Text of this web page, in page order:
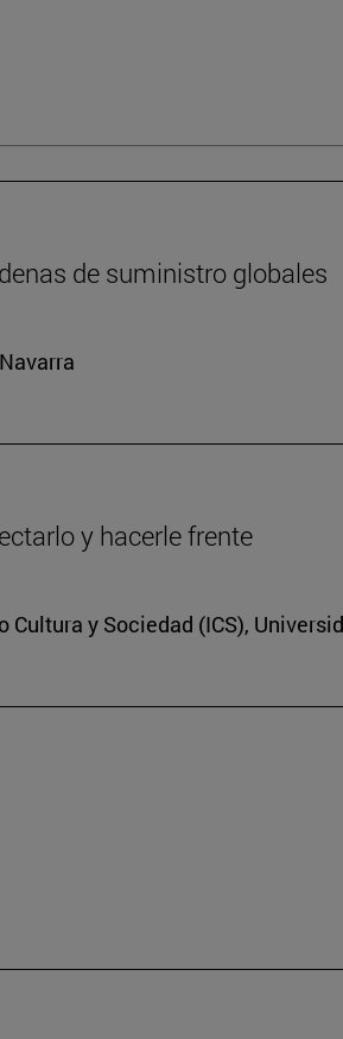
de suministro globales
y hacerle frente
y Sociedad (ICS),